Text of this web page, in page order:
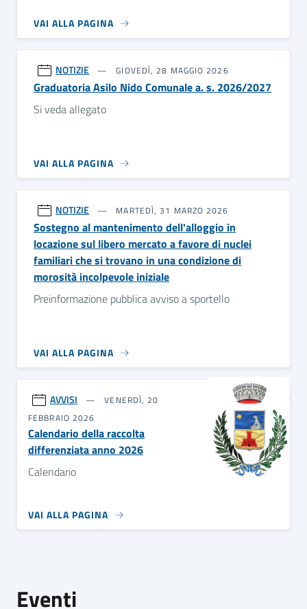
VAI ALLA PAGINA
NOTIZIE GIOVEDÌ, 28 MAGGIO 2026
Graduatoria Asilo Nido Comunale a. s. 2026/2027
Si veda allegato
VAI ALLA PAGINA
NOTIZIE MARTEDÌ, 31 MARZO 2026
Sostegno al mantenimento dell'alloggio in
locazione sul libero mercato a favore di nuclei
familiari che si trovano in una condizione di
morosità incolpevole iniziale
Preinformazione pubblica avviso a sportello
VAI ALLA PAGINA
AVVISI
VENERDÌ, 20
FEBBRAIO 2026
Calendario della raccolta
differenziata anno 2026
Calendario
VAI ALLA PAGINA
Eventi